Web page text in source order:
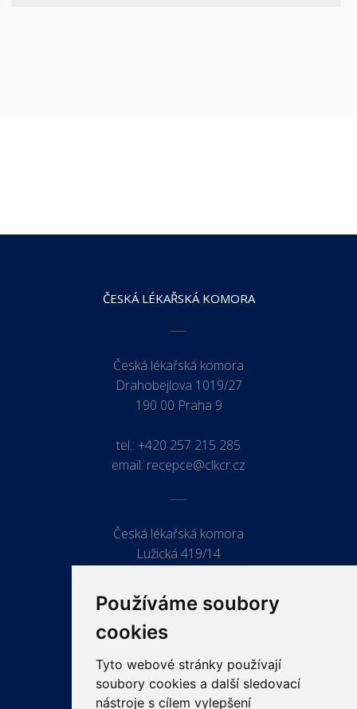
Používáme soubory
cookies
Tyto webové stránky používají
soubory cookies a další sledovací
nástroje s cílem vylepšení
ČESKÁ LÉKAŘSKÁ KOMORA
Česká lékařská komora
Drahobejlova 1019/27
190 00 Praha 9
tel.: +420 257 215 285
email: recepce@clkcr.cz
Česká lékařská komora
Lužická 419/14
ODKAZY
PRO LÉKAŘE